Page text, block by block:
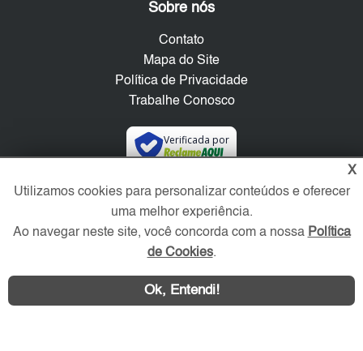
Sobre nós
Contato
Mapa do Site
Política de Privacidade
Trabalhe Conosco
Verificada por
Redes Sociais
X
Utilizamos cookies para personalizar conteúdos e oferecer
uma melhor experiência.
Ao navegar neste site, você concorda com a nossa Política
de Cookies.
Ok, Entendi!